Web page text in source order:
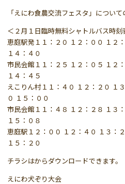
「えにわ食農交流フェスタ」につい
＜２月１日臨時無料シャトルバス時刻
恵庭駅発１１：２０ １２：００ １２
１４：４０
市民会館１１：２５ １２：０５ １２
１４：４５
えこりん村１１：４０ １２：２０ １
０ １５：００
市民会館１１：４８ １２：２８ １３
１５：０８
恵庭駅１２：００ １２：４０ １３：
１５：２０
チラシはからダウンロードできます。
えにわ犬ぞり大会